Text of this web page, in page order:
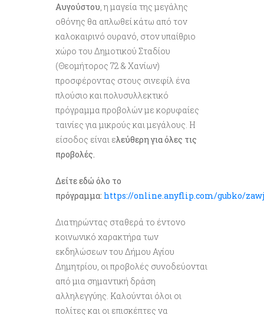
Αυγούστου, η μαγεία της μεγάλης
οθόνης θα απλωθεί κάτω από τον
καλοκαιρινό ουρανό, στον υπαίθριο
χώρο του Δημοτικού Σταδίου
(Θεομήτορος 72 & Χανίων)
προσφέροντας στους σινεφίλ ένα
πλούσιο και πολυσυλλεκτικό
πρόγραμμα προβολών με κορυφαίες
ταινίες για μικρούς και μεγάλους. Η
είσοδος είναι ελεύθερη για όλες τις
προβολές.
Δείτε εδώ όλο το
πρόγραμμα: https://online.anyflip.com/gubko/
Διατηρώντας σταθερά το έντονο
κοινωνικό χαρακτήρα των
εκδηλώσεων του Δήμου Αγίου
Δημητρίου, οι προβολές συνοδεύονται
από μια σημαντική δράση
αλληλεγγύης. Καλούνται όλοι οι
πολίτες και οι επισκέπτες να